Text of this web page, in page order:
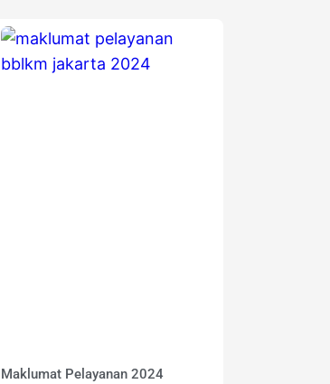
Maklumat Pelayanan 2024